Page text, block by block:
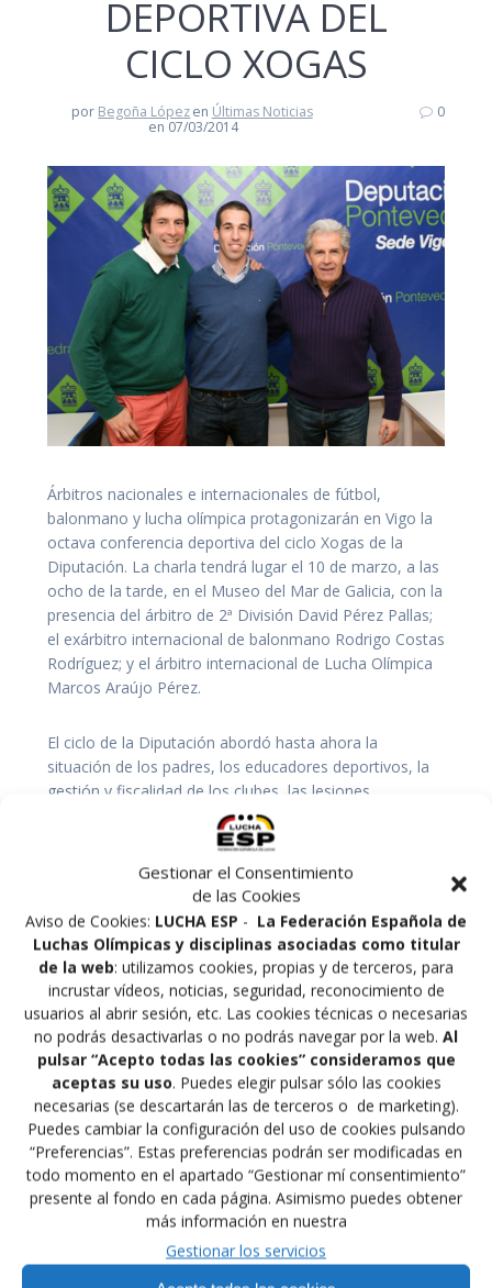
Gestionar el Consentimiento
de las Cookies
Aviso de Cookies: LUCHA ESP - La Federación Española de
Luchas Olímpicas y disciplinas asociadas como titular
de la web: utilizamos cookies, propias y de terceros, para
incrustar vídeos, noticias, seguridad, reconocimiento de
usuarios al abrir sesión, etc. Las cookies técnicas o necesarias
no podrás desactivarlas o no podrás navegar por la web. Al
pulsar “Acepto todas las cookies” consideramos que
aceptas su uso. Puedes elegir pulsar sólo las cookies
necesarias (se descartarán las de terceros o de marketing).
Puedes cambiar la configuración del uso de cookies pulsando
“Preferencias”. Estas preferencias podrán ser modificadas en
todo momento en el apartado “Gestionar mí consentimiento”
presente al fondo en cada página. Asimismo puedes obtener
más información en nuestra
Gestionar los servicios
DEPORTIVA DEL
CICLO XOGAS
por Begoña Lópezen Últimas Noticias
en 07/03/2014
0
Árbitros nacionales e internacionales de fútbol,
balonmano y lucha olímpica protagonizarán en Vigo la
octava conferencia deportiva del ciclo Xogas de la
Diputación. La charla tendrá lugar el 10 de marzo, a las
ocho de la tarde, en el Museo del Mar de Galicia, con la
presencia del árbitro de 2ª División David Pérez Pallas;
el exárbitro internacional de balonmano Rodrigo Costas
Rodríguez; y el árbitro internacional de Lucha Olímpica
Marcos Araújo Pérez.
El ciclo de la Diputación abordó hasta ahora la
situación de los padres, los educadores deportivos, la
gestión y fiscalidad de los clubes, las lesiones
deportivas, la medicina deportiva, la psicología en el
deporte o la práctica deportiva para los veteranos.
Vigo, 6 de marzo. El árbitro de 2ª División David Pérez
Pallas; el árbitro internacional de balonmano y
expresidente del comité técnico de árbitros nacional,
Rodrigo Costas Rodríguez; y el árbitro internacional de
lucha libre olímpica Marcos Araújo Pérez,
protagonizarán el próximo lunes la octava conferencia
del ciclo de charlas deportivas Xogas, organizado por la
Diputación de Pontevedra en Vigo.
La conferencia tendrá lugar el 10 de marzo, a las ocho
de la tarde, en el Museo del Mar de Galicia. Sus tres
protagonistas se reunieron esta tarde en la sede
viguesa de la Diputación para coordinar sus
intervenciones. Se trata de la octava charla deportiva
figuras del deporte local y nacional, además de